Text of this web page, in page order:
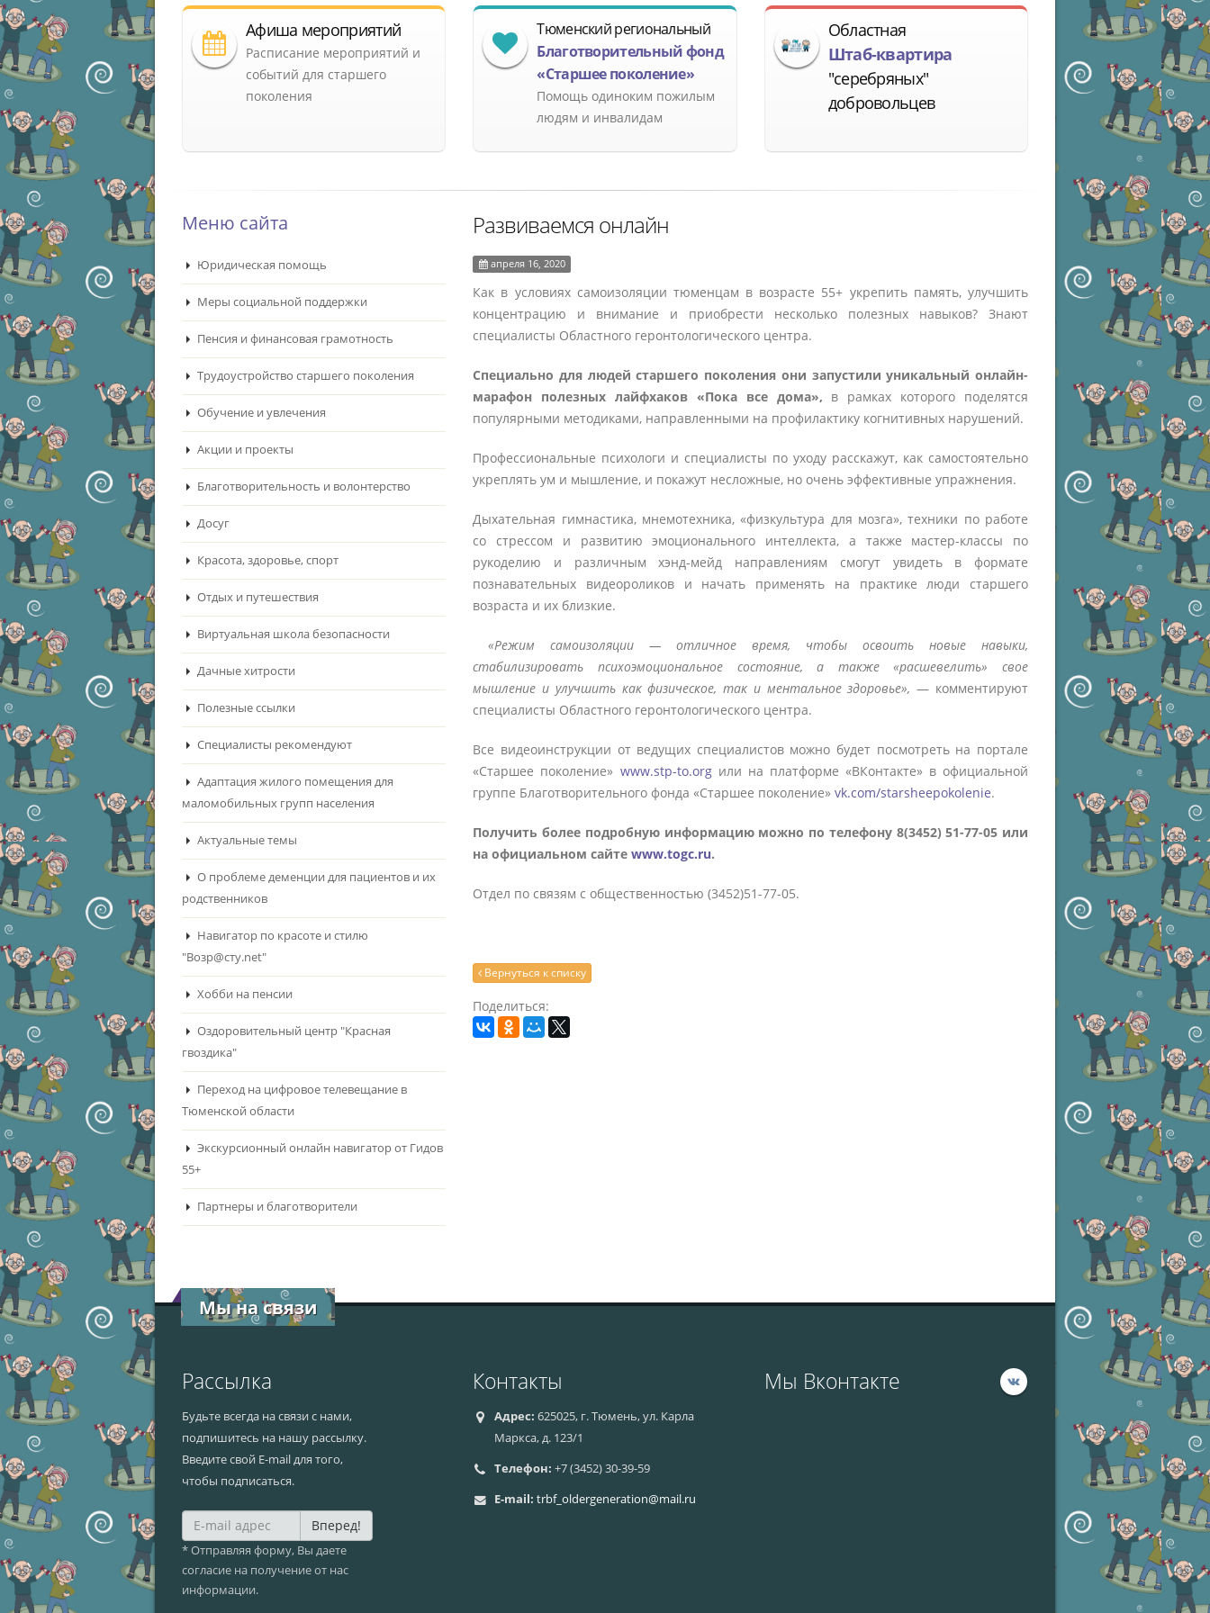
Афиша мероприятий
Расписание мероприятий и
событий для старшего
поколения
Тюменский региональный
Благотворительный фонд
«Старшее поколение»
Помощь одиноким пожилым
людям и инвалидам
Областная
Штаб-квартира
"серебряных"
добровольцев
Меню сайта
Юридическая помощь
Меры социальной поддержки
Пенсия и финансовая грамотность
Трудоустройство старшего поколения
Обучение и увлечения
Акции и проекты
Благотворительность и волонтерство
Досуг
Красота, здоровье, спорт
Отдых и путешествия
Виртуальная школа безопасности
Дачные хитрости
Полезные ссылки
Специалисты рекомендуют
Адаптация жилого помещения для
маломобильных групп населения
Актуальные темы
О проблеме деменции для пациентов и их
родственников
Навигатор по красоте и стилю
"Возр@сту.net"
Хобби на пенсии
Оздоровительный центр "Красная
гвоздика"
Переход на цифровое телевещание в
Тюменской области
Экскурсионный онлайн навигатор от Гидов
55+
Партнеры и благотворители
Развиваемся онлайн
апреля 16, 2020
Как в условиях самоизоляции тюменцам в возрасте 55+ укрепить память, улучшить
концентрацию и внимание и приобрести несколько полезных навыков? Знают
специалисты Областного геронтологического центра.
Специально для людей старшего поколения они запустили уникальный онлайн-
марафон полезных лайфхаков «Пока все дома», в рамках которого поделятся
популярными методиками, направленными на профилактику когнитивных нарушений.
Профессиональные психологи и специалисты по уходу расскажут, как самостоятельно
укреплять ум и мышление, и покажут несложные, но очень эффективные упражнения.
Дыхательная гимнастика, мнемотехника, «физкультура для мозга», техники по работе
со стрессом и развитию эмоционального интеллекта, а также мастер-классы по
рукоделию и различным хэнд-мейд направлениям смогут увидеть в формате
познавательных видеороликов и начать применять на практике люди старшего
возраста и их близкие.
«Режим самоизоляции ― отличное время, чтобы освоить новые навыки,
стабилизировать психоэмоциональное состояние, а также «расшевелить» свое
мышление и улучшить как физическое, так и ментальное здоровье», ― комментируют
специалисты Областного геронтологического центра.
Все видеоинструкции от ведущих специалистов можно будет посмотреть на портале
«Старшее поколение» www.stp-to.orgили на платформе «ВКонтакте» в официальной
группе Благотворительного фонда «Старшее поколение»vk.com/starsheepokolenie.
Получить более подробную информацию можно по телефону 8(3452) 51-77-05 или
на официальном сайтеwww.togc.ru.
Отдел по связям с общественностью (3452)51-77-05.
Вернуться к списку
Поделиться:
Мы на связи
Рассылка
Будьте всегда на связи с нами,
подпишитесь на нашу рассылку.
Введите свой E-mail для того,
чтобы подписаться.
Вперед!
* Отправляя форму, Вы даете
согласие на получение от нас
информации.
Контакты
Адрес: 625025, г. Тюмень, ул. Карла
Маркса, д. 123/1
Телефон: +7 (3452) 30-39-59
E-mail: trbf_oldergeneration@mail.ru
Мы Вконтакте